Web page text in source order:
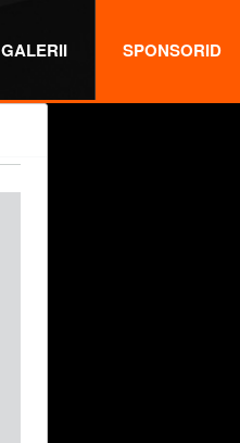
GALERII SPONSORID